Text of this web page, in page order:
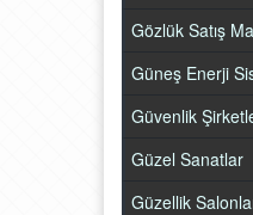
Gözlük Satış
Güneş Enerji
Güvenlik
Güzel Sanatlar
Güzellik